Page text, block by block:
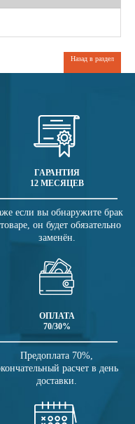
Назад в раздел
ГАРАНТИЯ
12 МЕСЯЦЕВ
если вы обнаружите брак
он будет обязательно
заменён.
ОПЛАТА
70/30%
Предоплата 70%,
расчет в день
доставки.